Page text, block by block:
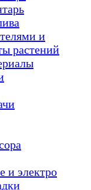
и
растений
и электро